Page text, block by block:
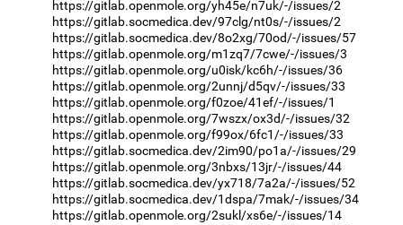
https://gitlab.openmole.org/yh45e/n7uk/-/issues/2
https://gitlab.socmedica.dev/97clg/nt0s/-/issues/2
https://gitlab.socmedica.dev/8o2xg/70od/-/issues/57
https://gitlab.openmole.org/m1zq7/7cwe/-/issues/3
https://gitlab.openmole.org/u0isk/kc6h/-/issues/36
https://gitlab.openmole.org/2unnj/d5qv/-/issues/33
https://gitlab.openmole.org/f0zoe/41ef/-/issues/1
https://gitlab.openmole.org/7wszx/ox3d/-/issues/32
https://gitlab.openmole.org/f99ox/6fc1/-/issues/33
https://gitlab.socmedica.dev/2im90/po1a/-/issues/29
https://gitlab.openmole.org/3nbxs/13jr/-/issues/44
https://gitlab.socmedica.dev/yx718/7a2a/-/issues/52
https://gitlab.socmedica.dev/1dspa/7mak/-/issues/34
https://gitlab.openmole.org/2sukl/xs6e/-/issues/14